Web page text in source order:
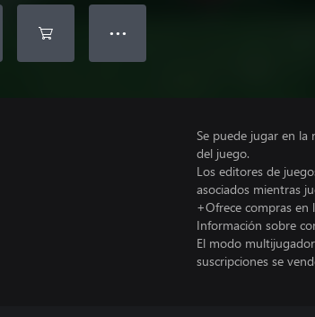
● ● ●
Se puede jugar en la
del juego.
Los editores de
asociados mientras
+Ofrece compras en
Información sobre
El modo
suscripciones se